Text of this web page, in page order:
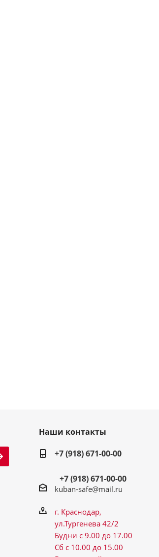
Наши контакты
+7 (918) 671-00-00
+7 (918) 671-00-00
kuban-safe@mail.ru
г. Краснодар,
ул.Тургенева 42/2
Будни с 9.00 до 17.00
Сб с 10.00 до 15.00